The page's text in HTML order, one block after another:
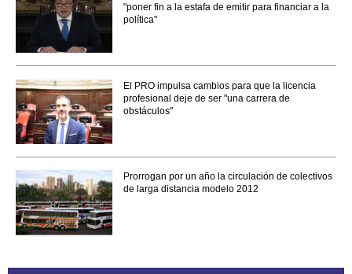
"poner fin a la estafa de emitir para financiar a la
política"
El PRO impulsa cambios para que la licencia
profesional deje de ser "una carrera de
obstáculos"
Prorrogan por un año la circulación de colectivos
de larga distancia modelo 2012